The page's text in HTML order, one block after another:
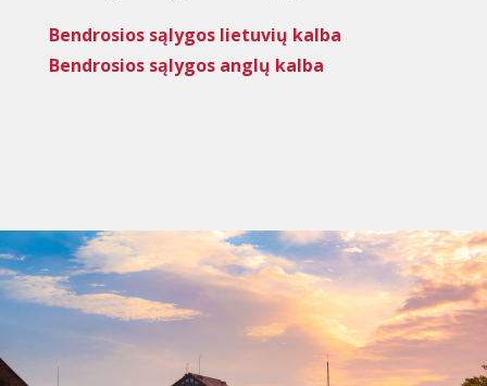
Bendrosios sąlygos lietuvių kalba
Bendrosios sąlygos anglų kalba